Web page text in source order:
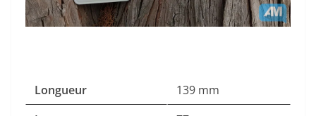
Longueur
139 mm